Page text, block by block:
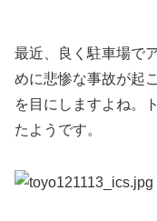
最近、良く駐車場で
めに悲惨な事故が起
を目にしますよね。
たようです。